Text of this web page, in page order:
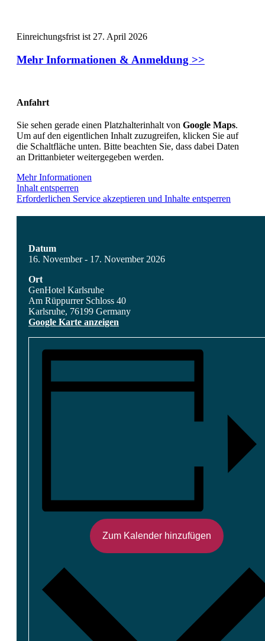
Einreichungsfrist ist 27. April 2026
Mehr Informationen & Anmeldung >>
Anfahrt
Sie sehen gerade einen Platzhalterinhalt von Google Maps.
Um auf den eigentlichen Inhalt zuzugreifen, klicken Sie auf
die Schaltfläche unten. Bitte beachten Sie, dass dabei Daten
an Drittanbieter weitergegeben werden.
Mehr Informationen
Inhalt entsperren
Erforderlichen Service akzeptieren und Inhalte entsperren
Datum
16. November - 17. November 2026
Ort
GenHotel Karlsruhe
Am Rüppurrer Schloss 40
Karlsruhe, 76199 Germany
Google Karte anzeigen
Zum Kalender hinzufügen